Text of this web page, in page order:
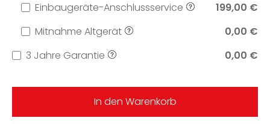
Einbaugeräte-Anschlussservice
199,00 €
Mitnahme Altgerät
0,00 €
3 Jahre Garantie
0,00 €
In den Warenkorb